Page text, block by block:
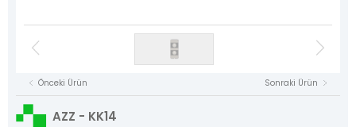
Aziz Lift
The Power Behind Every Lift
Halat Şişeleri
Döküm Ray Tırnakları
Plastik Grubu
Asansör Yedek Parçaları
NYAF Kablolar
Flexible Kablolar
Önceki Ürün Sonraki Ürün
AZZ - KK14